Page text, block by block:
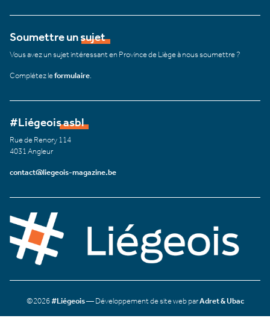
Soumettre un sujet
Vous avez un sujet intéressant en Province de Liège à nous soumettre ?
Complétez leformulaire
#Liégeois asbl
Rue de Renory 114
4031 Angleur
contact@liegeois-magazine.be
©2026#Liégeois— Développement de site web parAdret & Ubac